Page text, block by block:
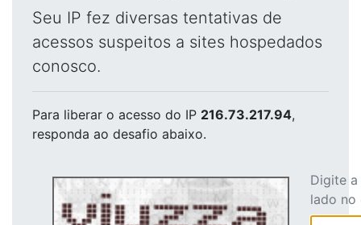
Seu IP fez diversas tentativas de
acessos suspeitos a sites hospedados
conosco.
Para liberar o acesso do IP 216.73.217.94,
responda ao desafio abaixo.
Digite
lado no